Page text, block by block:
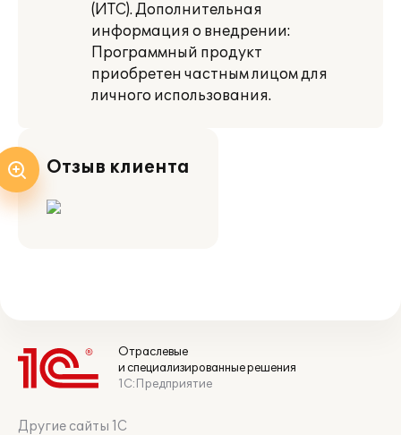
(ИТС). Дополнительная
информация о внедрении:
Программный продукт
приобретен частным лицом для
личного использования.
Отзыв клиента
Отраслевые
и специализированные решения
1С:Предприятие
Другие сайты 1С